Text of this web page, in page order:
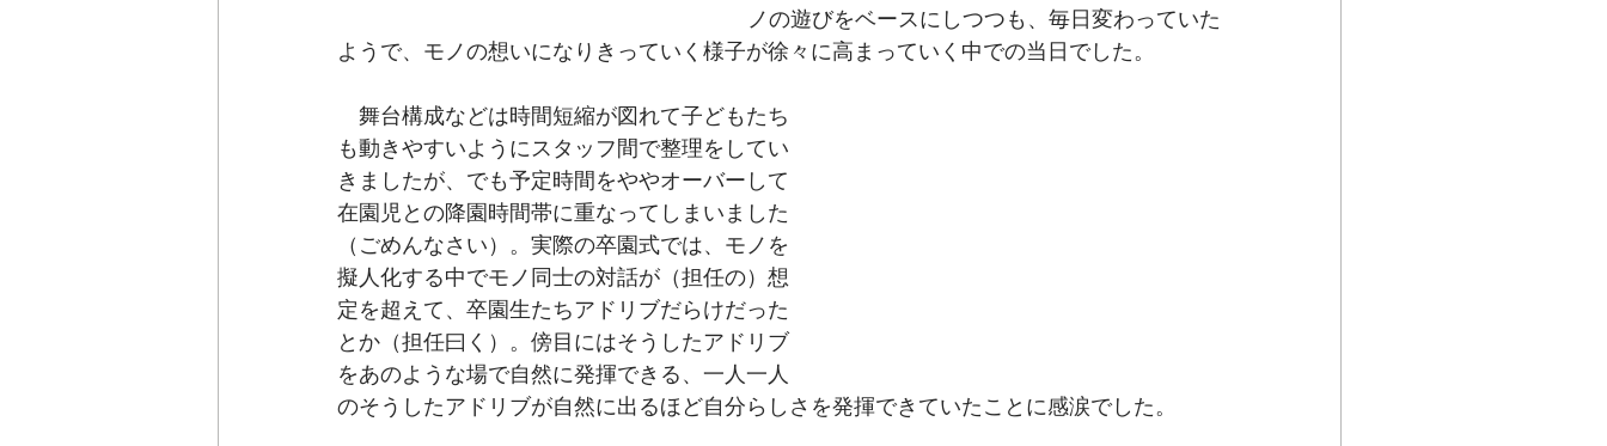
ノの遊びをベースにしつつも、毎日変わっていた
ようで、モノの想いになりきっていく様子が徐々に高まっていく中での当日でした。
舞台構成などは時間短縮が図れて子どもたち
も動きやすいようにスタッフ間で整理をしてい
きましたが、でも予定時間をややオーバーして
在園児との降園時間帯に重なってしまいました
（ごめんなさい）。実際の卒園式では、モノを
擬人化する中でモノ同士の対話が（担任の）想
定を超えて、卒園生たちアドリブだらけだった
とか（担任曰く）。傍目にはそうしたアドリブ
をあのような場で自然に発揮できる、一人一人
のそうしたアドリブが自然に出るほど自分らしさを発揮できていたことに感涙でした。